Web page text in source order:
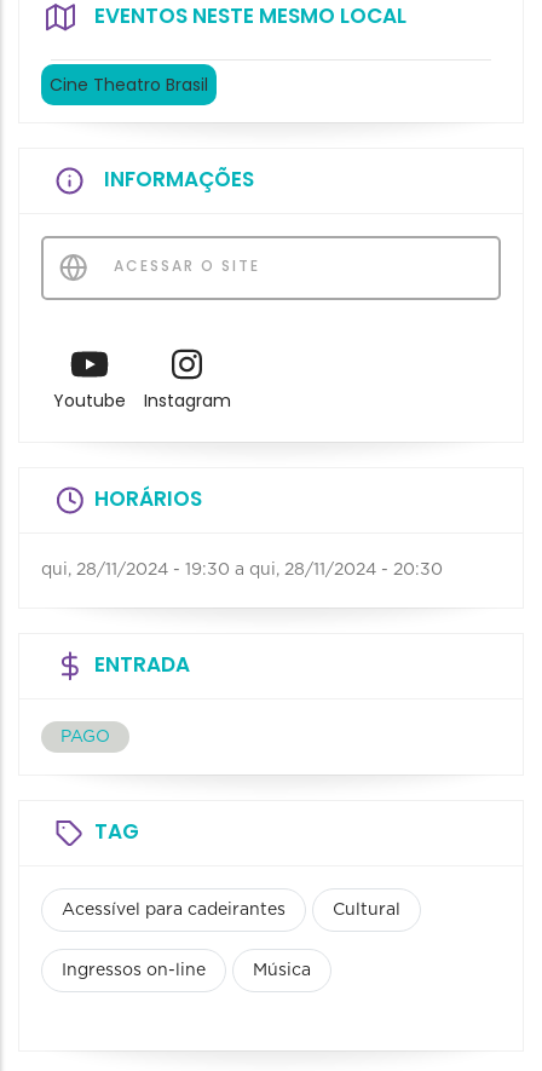
EVENTOS NESTE MESMO LOCAL
Cine Theatro Brasil
INFORMAÇÕES
ACESSAR O SITE
Youtube Instagram
HORÁRIOS
qui, 28/11/2024 - 19:30 a qui, 28/11/2024 - 20:30
ENTRADA
PAGO
TAG
Acessível para cadeirantes Cultural
Ingressos on-line Música